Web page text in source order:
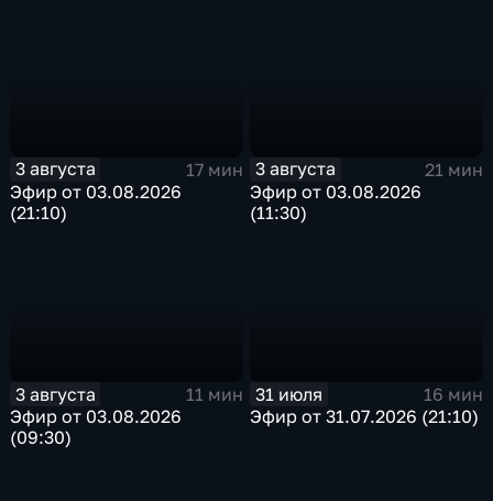
3 августа
17 мин
Эфир от 03.08.2026
(21:10)
3 августа
21 мин
Эфир от 03.08.2026
(11:30)
3 августа
11 мин
Эфир от 03.08.2026
(09:30)
31 июля
16 мин
Эфир от 31.07.2026 (21:10)